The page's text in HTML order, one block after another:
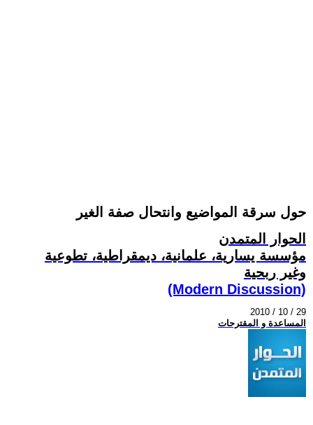
حول سرقة المواضيع وانتحال صفة الغير
الحوار المتمدن
مؤسسة يسارية، علمانية، ديمقراطية، تطوعية
وغير ربحية
(Modern Discussion)
2010 / 10 / 29
المساعدة و المقترحات